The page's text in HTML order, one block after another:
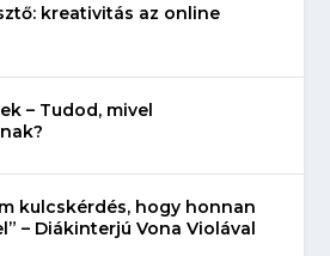
kreativitás az online
– Tudod, mivel
kulcskérdés, hogy honnan
– Diákinterjú Vona Violával